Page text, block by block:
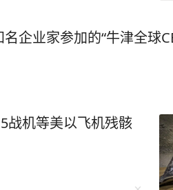
企业家参加的“牛津全球
战机等美以飞机残骸